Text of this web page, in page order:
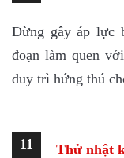
Đừng gây áp lực
đoạn làm quen
duy trì hứng thú
11 Thử nhật